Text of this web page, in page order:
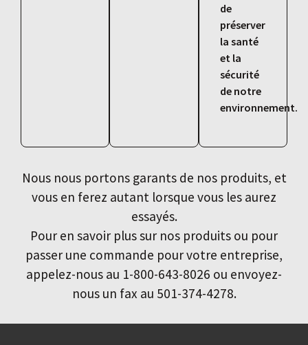
de
préserver
la santé
et la
sécurité
de notre
environnement.
Nous nous portons garants de nos produits, et
vous en ferez autant lorsque vous les aurez
essayés.
Pour en savoir plus sur nos produits ou pour
passer une commande pour votre entreprise,
appelez-nous au 1-800-643-8026 ou envoyez-
nous un fax au 501-374-4278.